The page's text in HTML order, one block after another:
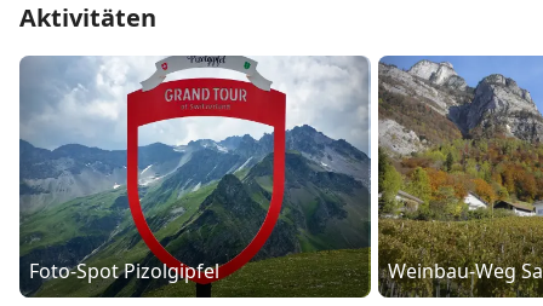
Aktivitäten
Foto-Spot Pizolgipfel Weinbau-Weg